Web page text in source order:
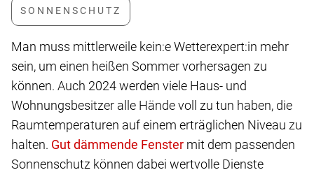
Man muss mittlerweile kein:e Wetterexpert:in mehr
sein, um einen heißen Sommer vorhersagen zu
können. Auch 2024 werden viele Haus- und
Wohnungsbesitzer alle Hände voll zu tun haben, die
Raumtemperaturen auf einem erträglichen Niveau zu
halten.
mit dem passenden
Sonnenschutz können dabei wertvolle Dienste